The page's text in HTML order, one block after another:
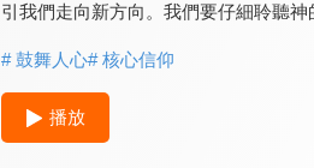
引我們走向新方向。我們要仔細聆聽
# 鼓舞人心# 核心信仰
播放